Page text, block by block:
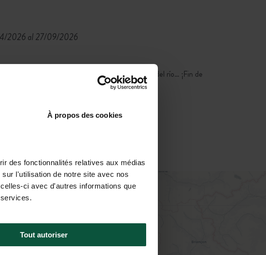
À propos des cookies
des fonctionnalités relatives aux médias
l'utilisation de notre site avec nos
ci avec d'autres informations que
Tout autoriser
2026 al 27/09/2026
del baño, los paseos y el ocio mecido por el rumor del río… ¡Fin de
a la orilla del Ardèche con piscina!